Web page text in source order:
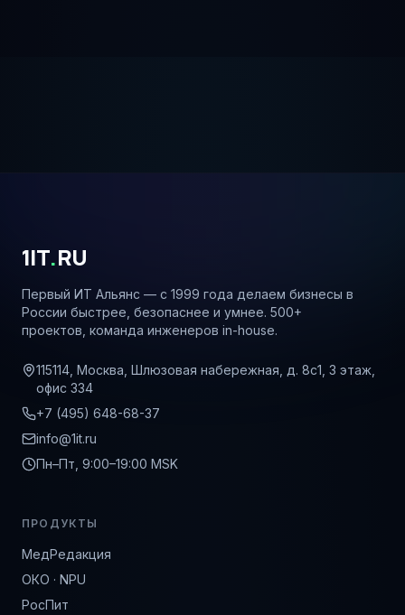
1IT.RU
Первый ИТ Альянс — с 1999 года делаем бизнесы в
России быстрее, безопаснее и умнее. 500+
проектов, команда инженеров in-house.
115114, Москва, Шлюзовая набережная, д. 8с1, 3 этаж,
офис 334
+7 (495) 648-68-37
info@1it.ru
Пн–Пт, 9:00–19:00 MSK
ПРОДУКТЫ
МедРедакция
ОКО · NPU
РосПит